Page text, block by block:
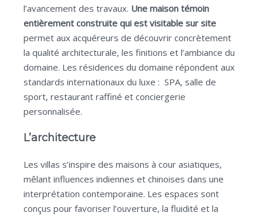
l’avancement des travaux. Une maison témoin
entièrement construite qui est visitable sur site
permet aux acquéreurs de découvrir concrètement
la qualité architecturale, les finitions et l’ambiance du
domaine. Les résidences du domaine répondent aux
standards internationaux du luxe : SPA, salle de
sport, restaurant raffiné et conciergerie
personnalisée.
L’architecture
Les villas s’inspire des maisons à cour asiatiques,
mêlant influences indiennes et chinoises dans une
interprétation contemporaine. Les espaces sont
conçus pour favoriser l’ouverture, la fluidité et la